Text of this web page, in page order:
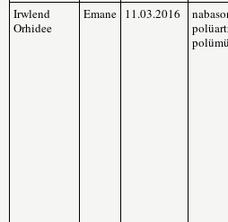
Irwlend
Orhidee
Emane 11.03.2016